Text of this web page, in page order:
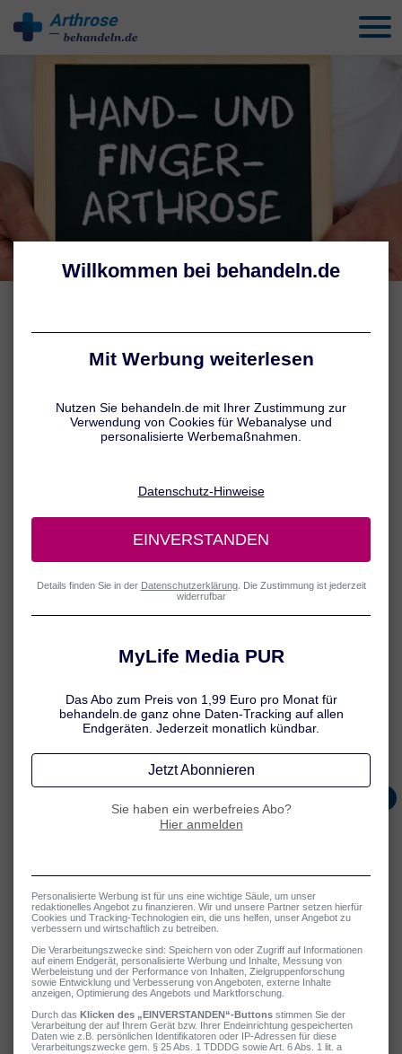
Arthrose
Hand- und Fingerarthrose:
Überblick
Stand: 30.07.26
Alle behandeln.de Inhalte werden von medizinischem
das Öffnen einen Schraubverschlusses zum Problem werden, kann
dies auf einen Gelenkverschleiß in den Händen hindeuten. In
Abhängigkeit davon, welche Fingergelenke befallen sind, werden
verschiedene Arthroseformen unterschieden. Als erste Anzeichen
treten meist Spannungsgefühle auf. Typisch ist auch, dass sich die
Finger morgens steif anfühlen. Im Krankheitsverlauf stellen sich
Die Arthrose-Forschung konzentrierte sich in den letzten Jahren
vorwiegend auf die großen Gelenke wie Hüfte und Knie. Dennoch
sind auch die kleineren Gelenke in den Händen häufig von der
Beeinträchtigungen im Alltag führt.
Heberden-Arthrose: Fingerendgelenke betroffen
Bouchard-Arthrose: Fingermittelgelenke betroffen
Rhizarthrose: Daumensattelgelenk betroffen
Handgelenksarthrose: Handwurzel betroffen
Fortschreitender Abbau der Knorpelschicht
Akut schmerzhafte und symptomfrei/-arme Phasen wechseln
sich ab
Symptome: z. B. Schmerzen, Bewegungseinschränkungen,